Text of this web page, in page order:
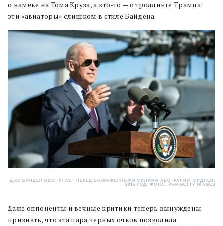
о намеке на Тома Круза, а кто-то — о троллинге Трампа:
эти «авиаторы» слишком в стиле Байдена.
ДЖО БАЙДЕН ВЫСТУПАЕТ ПЕРЕД ВООРУЖЕННЫМИ СИЛАМИ АВСТРАЛИИ. СИДНЕЙ,
2016 ГОД. ФОТО: AFP/GETTY IMAGES
Даже оппоненты и вечные критики теперь вынуждены
признать, что эта пара черных очков позволила